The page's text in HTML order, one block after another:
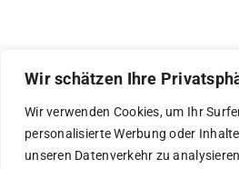
Wir schätzen Ihre
Wir verwenden Cookies, um Ihr
personalisierte Werbung oder
unseren Datenverkehr zu
© Copyright 2026 |
communications | Greenside
Braintown GmbH,